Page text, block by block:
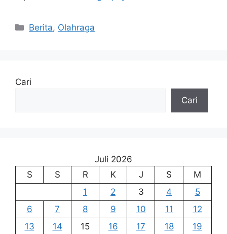
Kategori
Berita, Olahraga
Cari
Cari
Juli 2026
S
S R K J S
M
1
2 3 4
5
6
7 8 9 10 11
12
13
14 15 16 17 18
19